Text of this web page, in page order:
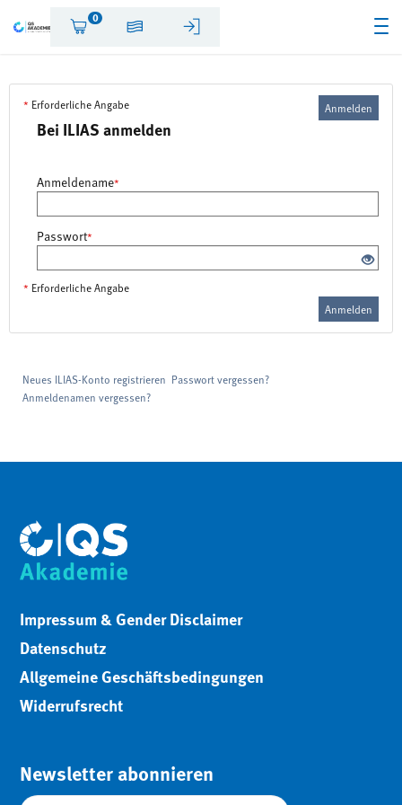
0
Anmelden
* Erforderliche Angabe
Bei ILIAS anmelden
Anmeldename*
Passwort*
* Erforderliche Angabe
Anmelden
Neues ILIAS-Konto registrieren Passwort vergessen?
Anmeldenamen vergessen?
Impressum & Gender Disclaimer
Datenschutz
Allgemeine Geschäftsbedingungen
Widerrufsrecht
Newsletter abonnieren